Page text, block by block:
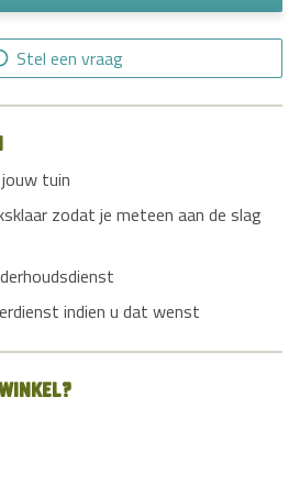
Stel een vraag
tuin
zodat je meteen aan de slag
indien u dat wenst